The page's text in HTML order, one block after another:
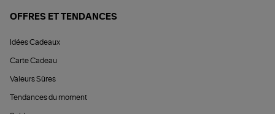
OFFRES ET TENDANCES
Idées Cadeaux
Carte Cadeau
Valeurs Sûres
Tendances du moment